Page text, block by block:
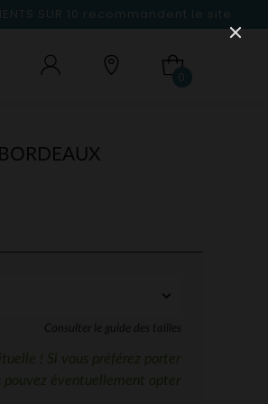
SUR 10 recommandent le site
0
Consulter le guide des tailles
! Si vous préférez porter
pouvez éventuellement opter